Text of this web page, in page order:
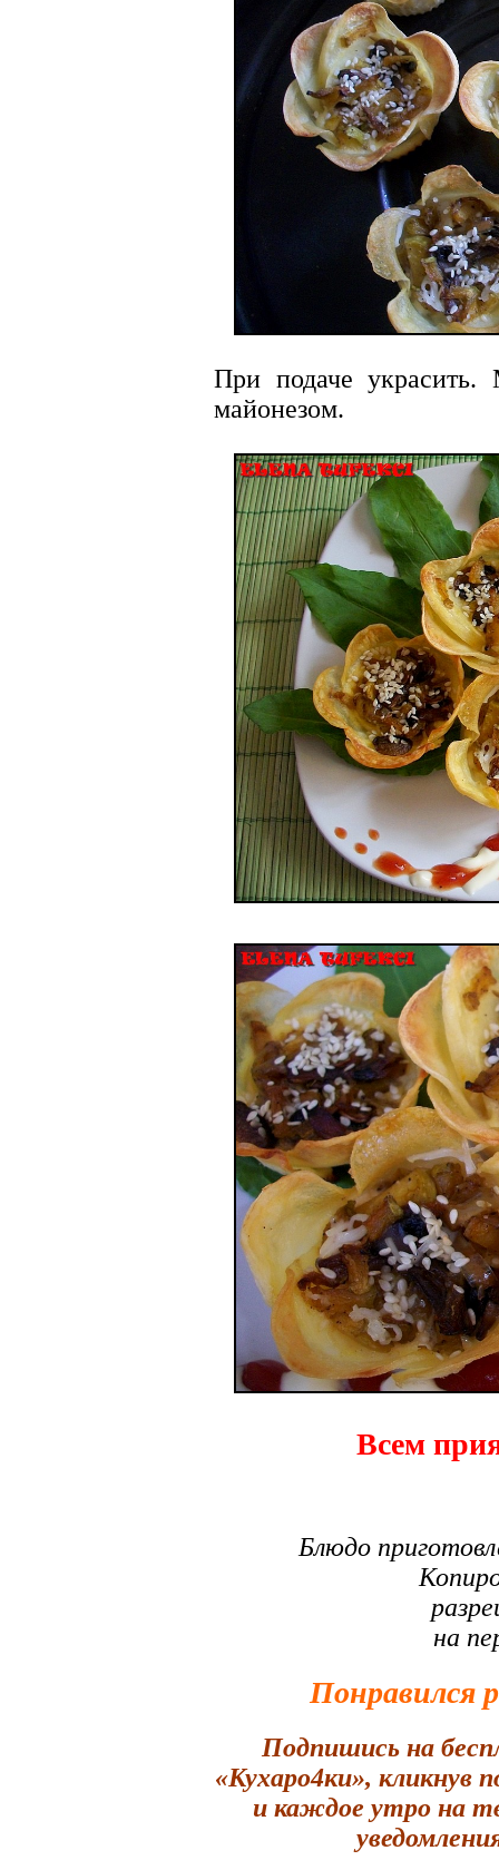
При подаче
майонезом.
Всем
Блюдо
на
Понравился
Подпишись на
«Кухаро4ки», кликнув
и каждое утро на